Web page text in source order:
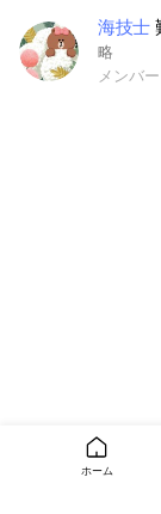
ホーム
海技士
略
メンバ